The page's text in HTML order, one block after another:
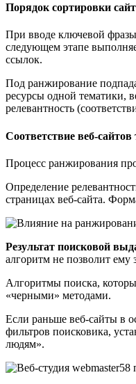
Порядок сортировки
При вводе ключевой
следующем этапе
ссылок.
Под ранжирование
ресурсы одной тематики,
релевантность
Соответствие веб-
Процесс ранжирования
Определение
страницах веб-сайта.
Результат поисковой
алгоритм не позволит ему
Алгоритмы поиска,
«черными» методами.
Если раньше веб-сайты в
фильтров поисковика,
людям».